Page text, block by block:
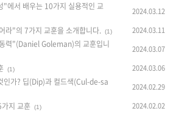
"에서 배우는 10가지 실용적인 교
2024.03.12
라"의 7가지 교훈을 소개합니다. (1) 2024.03.11
력"(Daniel Goleman)의 교훈입니
2024.03.07
(1) 2024.03.06
인가? 딥(Dip)과 컬드색(Cul-de-sa
2024.02.29
지 교훈 (1) 2024.02.02